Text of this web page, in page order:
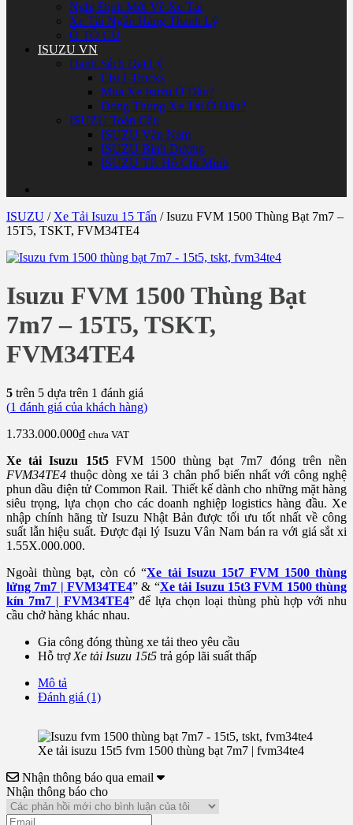
Nghị Định Mới Về Xe Tải
Xe Tải Ngân Hàng Thanh Lý
Ô TÔ CŨ
ISUZU VN
Danh Sách Đại Lý
List I-Trucks
Mua Xe Isuzu Ở Đâu?
Đóng Thùng Xe Tải Ở Đâu?
ISUZU Toàn Cầu
ISUZU Vân Nam
ISUZU Bình Dương
ISUZU TP. Hồ Chí Minh
ISUZU / Xe Tải Isuzu 15 Tấn /Isuzu FVM 1500 Thùng Bạt 7m7 –
15T5, TSKT, FVM34TE4
Isuzu FVM 1500 Thùng Bạt
7m7 – 15T5, TSKT,
FVM34TE4
5 trên 5 dựa trên 1 đánh giá
(1 đánh giá của khách hàng)
1.733.000.000₫ chưa VAT
Xe tải Isuzu 15t5FVM 1500 thùng bạt 7m7 đóng trên nền
FVM34TE4 thuộc dòng xe tải 3 chân phổ biến nhất với công nghệ
phun dầu điện tử Common Rail. Thiết kế dành cho những mặt hàng
siêu trọng, lựa chọn cho các doanh nghiệp logistics hàng đầu. Xe
nhập chính hãng từ Isuzu Nhật Bản được tối ưu tốt nhất về công
suất lẫn hiệu suất. Được đại lý Isuzu Vân Nam bán ra với giá sắt xi
1.55X.000.000.
Ngoài thùng bạt, còn có “Xe tải Isuzu 15t7 FVM 1500 thùng
lửng 7m7 | FVM34TE4” & “Xe tải Isuzu 15t3 FVM 1500 thùng
kín 7m7 | FVM34TE4” để lựa chọn loại thùng phù hợp với nhu
cầu chở hàng khác nhau.
Gia công đóng thùng xe tải theo yêu cầu
Hỗ trợ Xe tải Isuzu 15t5 trả góp lãi suất thấp
Mô tả
Đánh giá (1)
Xe tải isuzu 15t5 fvm 1500 thùng bạt 7m7 | fvm34te4
Nhận thông báo qua email
Nhận thông báo cho